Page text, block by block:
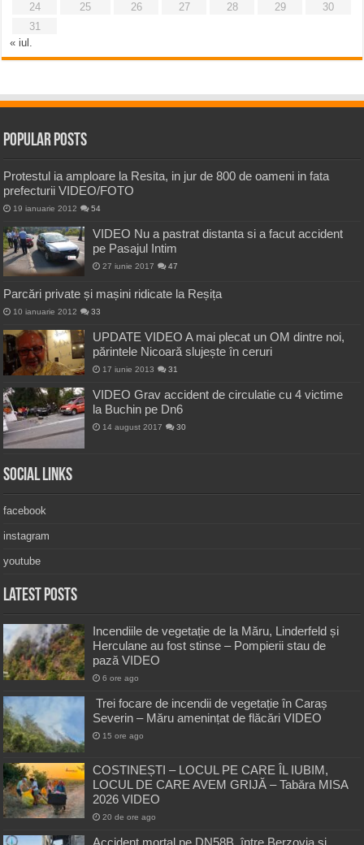
24
25 26 27 28 29
30
31
« iul.
Popular Posts
Protestul ia amploare la Resita, in jur de 800 de oameni in fata
prefecturii VIDEO/FOTO
19 ianuarie 2012 54
VIDEO Nu a pastrat distanta si a facut accident
pe Pasajul Intim
27 iunie 2017 47
Parcări private și mașini ridicate la Reșița
10 ianuarie 2012 33
UPDATE VIDEO A mai plecat un OM dintre noi,
părintele Nicoară slujește în ceruri
17 iunie 2013 31
VIDEO Grav accident de circulatie cu 4 victime
la Buchin pe Dn6
14 august 2017 30
Social Links
facebook
instagram
youtube
Latest Posts
Incendiile de vegetație de la Măru, Linderfeld și
Herculane au fost stinse – Pompierii stau de
pază VIDEO
6 ore ago
Trei focare de incendii de vegetație în Caraș
Severin – Măru amenințat de flăcări VIDEO
15 ore ago
COSTINEȘTI – LOCUL PE CARE ÎL IUBIM,
LOCUL DE CARE AVEM GRIJĂ – Tabăra MISA
2026 VIDEO
20 de ore ago
Accident mortal pe DN58B, între Berzovia și